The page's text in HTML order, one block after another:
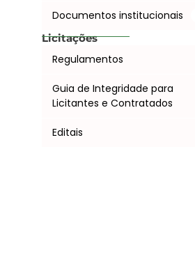
Documentos institucionais
Licitações
Regulamentos
Guia de Integridade para
Licitantes e Contratados
Editais